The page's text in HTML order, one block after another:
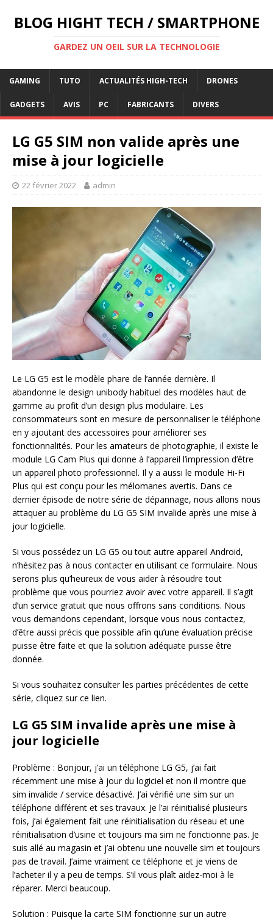
BLOG HIGHT TECH / SMARTPHONE
GARDEZ UN OEIL SUR LA TECHNOLOGIE
GAMING TUTO ACTUALITÉS HIGH-TECH DRONES
GADGETS AVIS PC FABRICANTS DIVERS
LG G5 SIM non valide après une
mise à jour logicielle
22 février 2022 admin
Le LG G5 est le modèle phare de l’année dernière. Il
abandonne le design unibody habituel des modèles haut de
gamme au profit d’un design plus modulaire. Les
consommateurs sont en mesure de personnaliser le téléphone
en y ajoutant des accessoires pour améliorer ses
fonctionnalités. Pour les amateurs de photographie, il existe le
module LG Cam Plus qui donne à l’appareil l’impression d’être
un appareil photo professionnel. Il y a aussi le module Hi-Fi
Plus qui est conçu pour les mélomanes avertis. Dans ce
dernier épisode de notre série de dépannage, nous allons nous
attaquer au problème du LG G5 SIM invalide après une mise à
jour logicielle.
Si vous possédez un LG G5 ou tout autre appareil Android,
n’hésitez pas à nous contacter en utilisant ce formulaire. Nous
serons plus qu’heureux de vous aider à résoudre tout
problème que vous pourriez avoir avec votre appareil. Il s’agit
d’un service gratuit que nous offrons sans conditions. Nous
vous demandons cependant, lorsque vous nous contactez,
d’être aussi précis que possible afin qu’une évaluation précise
puisse être faite et que la solution adéquate puisse être
donnée.
Si vous souhaitez consulter les parties précédentes de cette
série, cliquez sur ce lien.
LG G5 SIM invalide après une mise à
jour logicielle
Problème : Bonjour, j’ai un téléphone LG G5, j’ai fait
récemment une mise à jour du logiciel et non il montre que
sim invalide / service désactivé. J’ai vérifié une sim sur un
téléphone différent et ses travaux. Je l’ai réinitialisé plusieurs
fois, j’ai également fait une réinitialisation du réseau et une
réinitialisation d’usine et toujours ma sim ne fonctionne pas. Je
suis allé au magasin et j’ai obtenu une nouvelle sim et toujours
pas de travail. J’aime vraiment ce téléphone et je viens de
l’acheter il y a peu de temps. S’il vous plaît aidez-moi à le
réparer. Merci beaucoup.
Solution : Puisque la carte SIM fonctionne sur un autre